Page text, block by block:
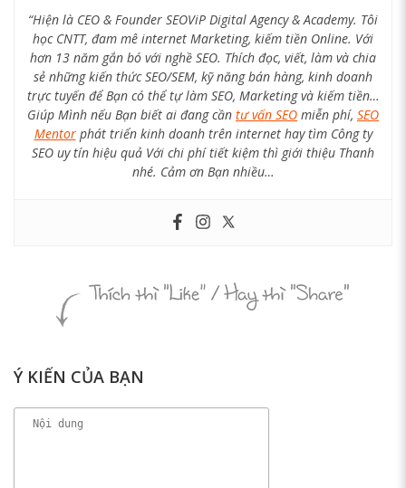
“Hiện là CEO & Founder SEOViP Digital Agency & Academy. Tôi
học CNTT, đam mê internet Marketing, kiếm tiền Online. Với
hơn 13 năm gắn bó với nghề SEO. Thích đọc, viết, làm và chia
sẻ những kiến thức SEO/SEM, kỹ năng bán hàng, kinh doanh
trực tuyến để Bạn có thể tự làm SEO, Marketing và kiếm tiền…
Giúp Mình nếu Bạn biết ai đang cần tư vấn SEO miễn phí, SEO
Mentorphát triển kinh doanh trên internet hay tìm Công ty
SEO uy tín hiệu quả Với chi phí tiết kiệm thì giới thiệu Thanh
nhé. Cảm ơn Bạn nhiều…
Ý KIẾN CỦA BẠN